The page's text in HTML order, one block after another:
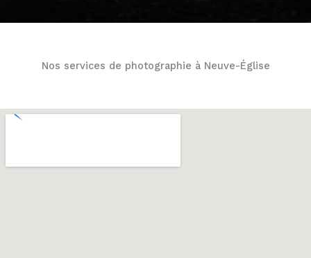
Nos services de photographie à Neuve-Église